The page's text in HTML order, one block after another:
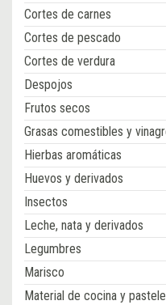
Cortes de carnes
Cortes de pescado
Cortes de verdura
Despojos
Frutos secos
Grasas comestibles y
Hierbas aromáticas
Huevos y derivados
Insectos
Leche, nata y derivados
Legumbres
Marisco
Material de cocina y